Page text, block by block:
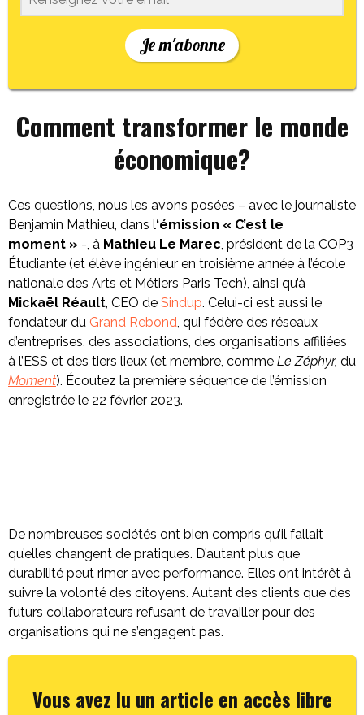
Je m'abonne
Comment transformer le monde
économique?
Ces questions, nous les avons posées – avec le journaliste
Benjamin Mathieu, dans l‘émission « C’est le
moment » -, à Mathieu Le Marec, président de la COP3
Étudiante (et élève ingénieur en troisième année à l’école
nationale des Arts et Métiers Paris Tech), ainsi qu’à
Mickaël Réault, CEO de Sindup. Celui-ci est aussi le
fondateur du Grand Rebond, qui fédère des réseaux
d’entreprises, des associations, des organisations affiliées
à l’ESS et des tiers lieux (et membre, comme Le Zéphyr, du
Moment). Écoutez la première séquence de l’émission
enregistrée le 22 février 2023.
De nombreuses sociétés ont bien compris qu’il fallait
qu’elles changent de pratiques. D’autant plus que
durabilité peut rimer avec performance. Elles ont intérêt à
suivre la volonté des citoyens. Autant des clients que des
futurs collaborateurs refusant de travailler pour des
organisations qui ne s’engagent pas.
Vous avez lu un article en accès libre